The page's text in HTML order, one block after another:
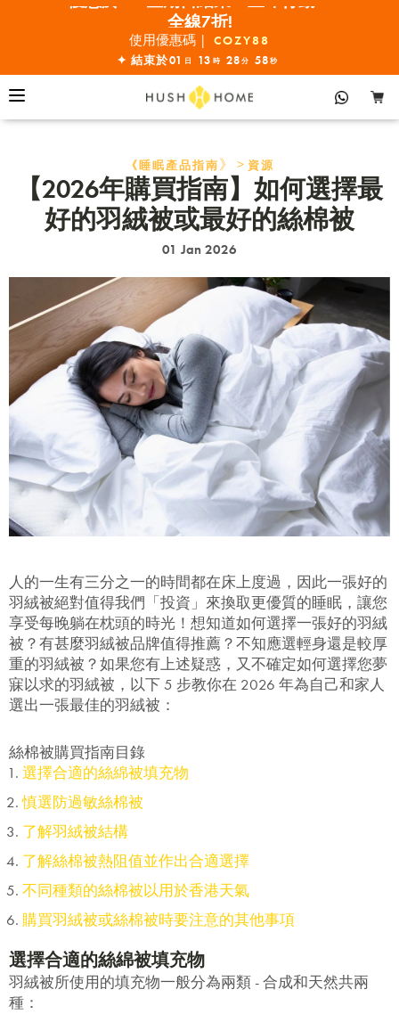
全線7折!
滿 $10000•全單68折
優惠於8.9 星期日結束•立即行動！
全線7折!
使用優惠碼 | COZY88
✦ 結束於01 日 13 時 28 分 57 秒
《睡眠產品指南》> 資源
【2026年購買指南】如何選擇最
好的羽絨被或最好的絲棉被
01 Jan 2026
人的一生有三分之一的時間都在床上度過，因此一張好的
羽絨被絕對值得我們「投資」來換取更優質的睡眠，讓您
享受每晚躺在枕頭的時光！想知道如何選擇一張好的羽絨
被？有甚麼羽絨被品牌值得推薦？不知應選輕身還是較厚
重的羽絨被？如果您有上述疑惑，又不確定如何選擇您夢
寐以求的羽絨被，以下 5 步教你在 2026 年為自己和家人
選出一張最佳的羽絨被：
絲棉被購買指南目錄
選擇合適的絲綿被填充物
慎選防過敏絲棉被
了解羽絨被結構
了解絲棉被熱阻值並作出合適選擇
不同種類的絲棉被以用於香港天氣
購買羽絨被或絲棉被時要注意的其他事項
選擇合適的絲綿被填充物
羽絨被所使用的填充物一般分為兩類 - 合成和天然共兩
種：